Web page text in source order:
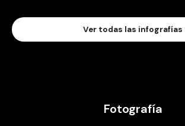
Ver todas las infografías
Fotografía